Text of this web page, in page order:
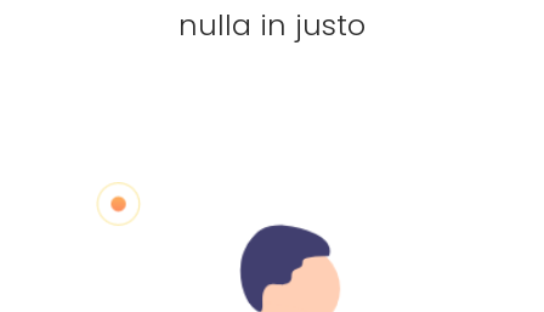
nulla in justo